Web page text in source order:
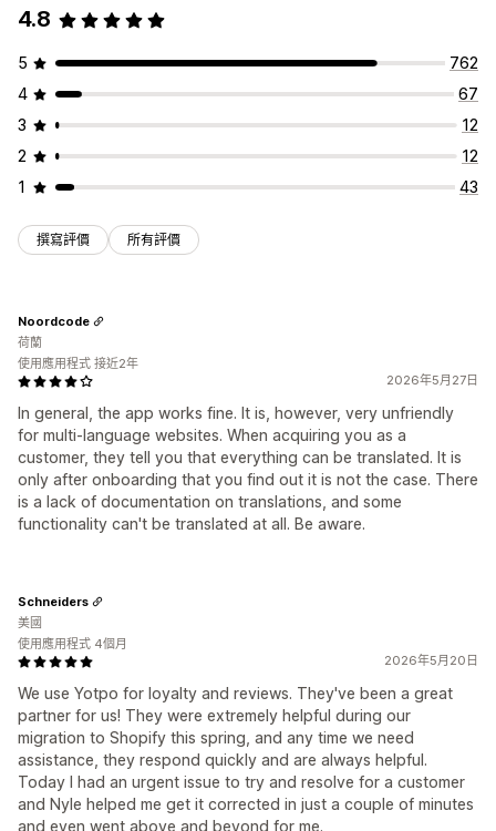
4.8
5
762
4
67
3
12
2
12
1
43
撰寫評價 所有評價
2026年5月27日
In general, the app works fine. It is, however, very unfriendly
for multi-language websites. When acquiring you as a
customer, they tell you that everything can be translated. It is
only after onboarding that you find out it is not the case. There
is a lack of documentation on translations, and some
functionality can't be translated at all. Be aware.
Noordcode
荷蘭
使用應用程式 接近2年
2026年5月20日
We use Yotpo for loyalty and reviews. They've been a great
partner for us! They were extremely helpful during our
migration to Shopify this spring, and any time we need
assistance, they respond quickly and are always helpful.
Today I had an urgent issue to try and resolve for a customer
and Nyle helped me get it corrected in just a couple of minutes
and even went above and beyond for me.
Schneiders
美國
使用應用程式 4個月